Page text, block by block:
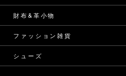
財布&革小物
ファッション雑貨
シューズ